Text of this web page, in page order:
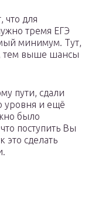
что для
тремя ЕГЭ
минимум. Тут,
тем выше шансы
пути, сдали
уровня и ещё
было
поступить Вы
это сделать